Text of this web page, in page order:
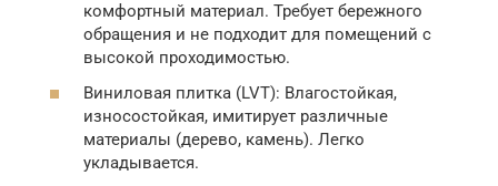
комфортный материал. Требует бережного
обращения и не подходит для помещений с
высокой проходимостью.
Виниловая плитка (LVT): Влагостойкая,
износостойкая, имитирует различные
материалы (дерево, камень). Легко
укладывается.